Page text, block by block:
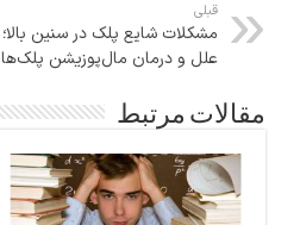
قبلی
مشکلات شایع پلک در سنین بالا؛
علل و درمان مال‌پوزیشن پلک‌ها
مقالات مرتبط